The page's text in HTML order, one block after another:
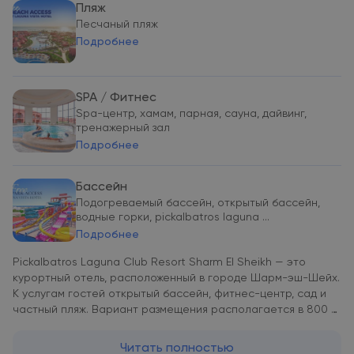
Пляж
Песчаный пляж
Подробнее
SPA / Фитнес
Spa-центр, хамам, парная, сауна, дайвинг,
тренажерный зал
Подробнее
Бассейн
Подогреваемый бассейн, открытый бассейн,
водные горки, pickalbatros laguna ...
Подробнее
Pickalbatros Laguna Club Resort Sharm El Sheikh — это
курортный отель, расположенный в городе Шарм-эш-Шейх.
К услугам гостей открытый бассейн, фитнес-центр, сад и
частный пляж. Вариант размещения располагается в 800 м
как Пляж Набк-Бей и Площадь Сохо в Шарм-эль-Шейхе.
Читать полностью